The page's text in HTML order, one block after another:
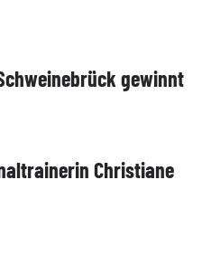
gewinnt
Christiane